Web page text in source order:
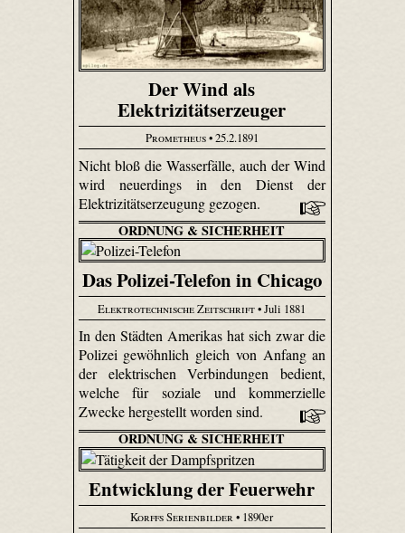
Der Wind als
Elektrizitätserzeuger
Prometheus• 25.2.1891
Nicht bloß die Wasserfälle, auch der Wind
wird neuerdings in den Dienst der
Elektrizitätserzeugung gezogen.
ORDNUNG & SICHERHEIT
Das Polizei-Telefon in Chicago
Elektrotechnische Zeitschrift• Juli 1881
In den Städten Amerikas hat sich zwar die
Polizei gewöhnlich gleich von Anfang an
der elektrischen Verbindungen bedient,
welche für soziale und kommerzielle
Zwecke hergestellt worden sind.
ORDNUNG & SICHERHEIT
Entwicklung der Feuerwehr
Korffs Serienbilder• 1890er